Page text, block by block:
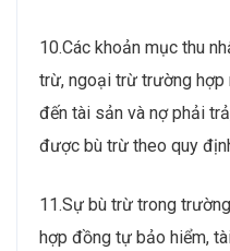
10.Các khoản mục thu
trừ, ngoại trừ trường hợp
đến tài sản và nợ phải
được bù trừ theo quy
11.Sự bù trừ trong
hợp đồng tự bảo hiểm,